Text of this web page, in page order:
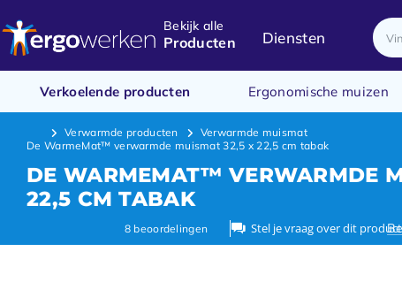
Bekijk alle
Producten Diensten
Verkoelende producten Ergonomische muizen
Verwarmde producten
Verwarmde muismat
De WarmeMat™ verwarmde muismat 32,5 x 22,5 cm tabak
DE WARMEMAT™ VERWARMDE
22,5 CM TABAK
8 beoordelingen Stel je vraag over dit product